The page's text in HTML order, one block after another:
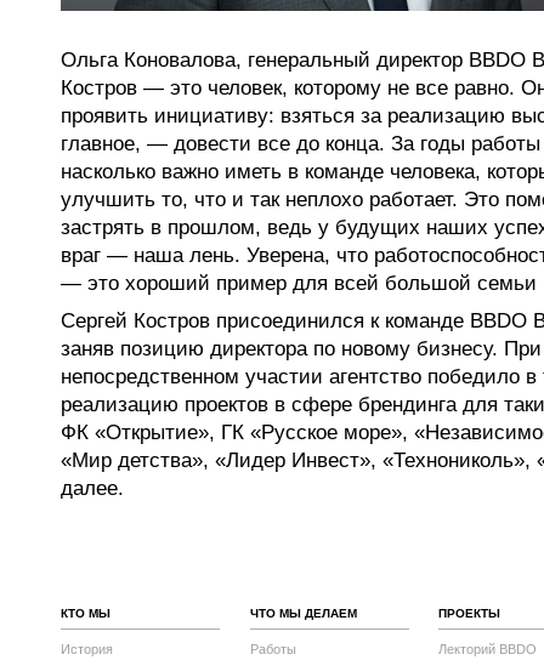
Ольга Коновалова, генеральный директор BBDO
Костров — это человек, которому не все равно.
проявить инициативу: взяться за реализацию
главное, — довести все до конца. За годы
насколько важно иметь в команде человека,
улучшить то, что и так неплохо работает. Это
застрять в прошлом, ведь у будущих наших
враг — наша лень. Уверена, что
— это хороший пример для всей большой семьи
Сергей Костров присоединился к команде BBDO
заняв позицию директора по новому бизнесу. При
непосредственном участии агентство победило
реализацию проектов в сфере брендинга для
ФК «Открытие», ГК «Русское море»,
«Мир детства», «Лидер Инвест», «Технониколь»,
далее.
КТО МЫ
История
ЧТО МЫ ДЕЛАЕМ
Работы
ПРОЕКТЫ
Лекторий BBDO